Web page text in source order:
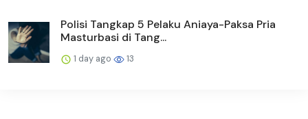
Polisi Tangkap 5 Pelaku Aniaya-Paksa Pria
Masturbasi di Tang...
1 day ago 13